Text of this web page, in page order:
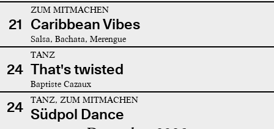
21
ZUM MITMACHEN
Caribbean Vibes
Salsa, Bachata, Merengue
24
TANZ
That's twisted
Baptiste Cazaux
24 TANZ, ZUM MITMACHEN
Südpol Dance